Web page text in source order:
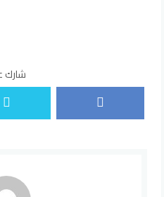
شارك